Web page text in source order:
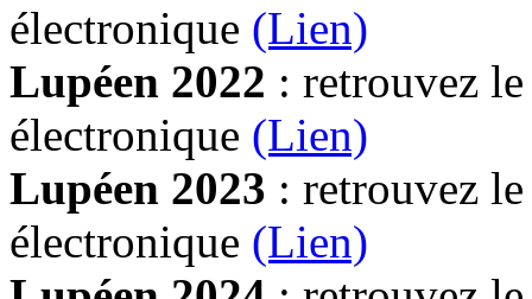
électronique (Lien)
Lupéen 2022 : retrouvez
électronique (Lien)
Lupéen 2023 : retrouvez
électronique (Lien)